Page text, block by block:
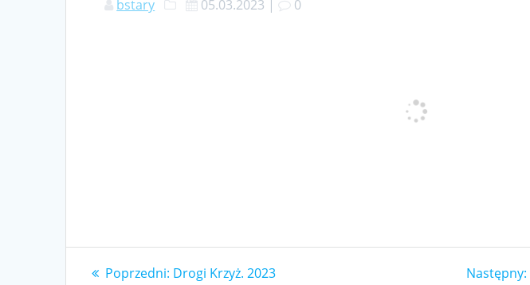
bstary 05.03.2023 | 0
Nawigacja
Poprzedni: Poprzedni
Drogi Krzyż. 2023 Następny: